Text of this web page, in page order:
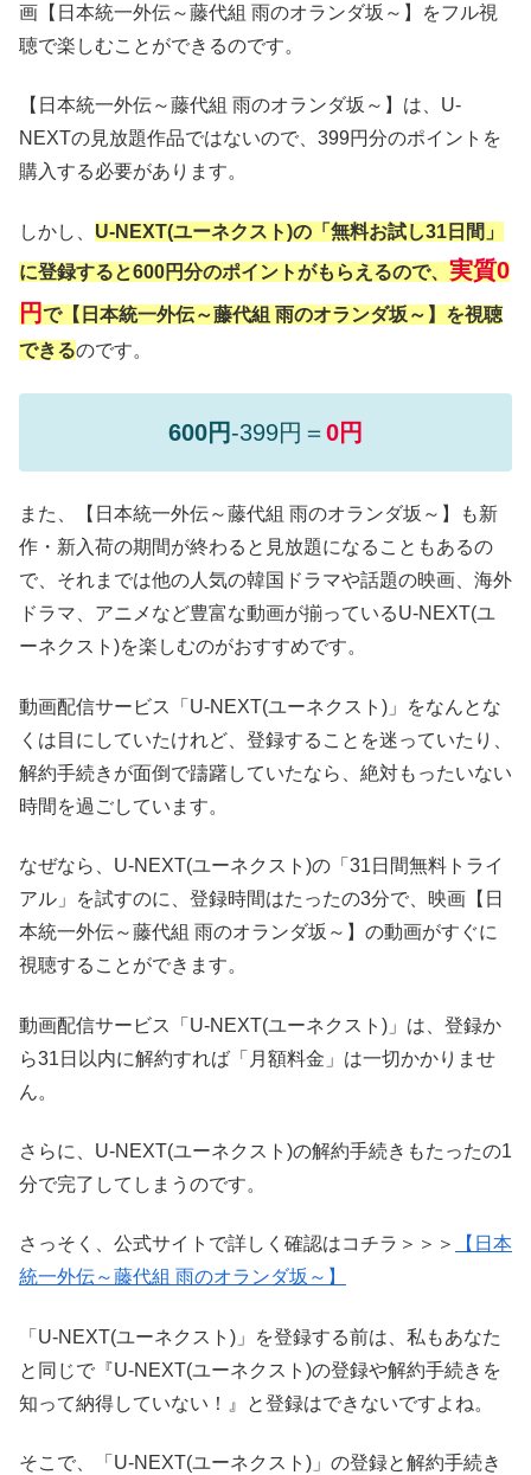
画【日本統一外伝～藤代組 雨のオランダ坂～】をフル視
聴で楽しむことができるのです。
【日本統一外伝～藤代組 雨のオランダ坂～】は、U-
NEXTの見放題作品ではないので、399円分のポイントを
購入する必要があります。
しかし、 U-NEXT(ユーネクスト)の「無料お試し31日間」
に登録すると600円分のポイントがもらえるので、 実質0
円で【日本統一外伝～藤代組 雨のオランダ坂～】を視聴
できるのです。
600円-399円＝0円
また、【日本統一外伝～藤代組 雨のオランダ坂～】も新
作・新入荷の期間が終わると見放題になることもあるの
で、それまでは他の人気の韓国ドラマや話題の映画、海外
ドラマ、アニメなど豊富な動画が揃っているU-NEXT(ユ
ーネクスト)を楽しむのがおすすめです。
動画配信サービス「U-NEXT(ユーネクスト)」をなんとな
くは目にしていたけれど、登録することを迷っていたり、
解約手続きが面倒で躊躇していたなら、絶対もったいない
時間を過ごしています。
なぜなら、U-NEXT(ユーネクスト)の「31日間無料トライ
アル」を試すのに、登録時間はたったの3分で、映画【日
本統一外伝～藤代組 雨のオランダ坂～】の動画がすぐに
視聴することができます。
動画配信サービス「U-NEXT(ユーネクスト)」は、登録か
ら31日以内に解約すれば「月額料金」は一切かかりませ
ん。
さらに、U-NEXT(ユーネクスト)の解約手続きもたったの1
分で完了してしまうのです。
さっそく、公式サイトで詳しく確認はコチラ＞＞＞
【日本
統一外伝～藤代組 雨のオランダ坂～】
「U-NEXT(ユーネクスト)」を登録する前は、私もあなた
と同じで『U-NEXT(ユーネクスト)の登録や解約手続きを
知って納得していない！』と登録はできないですよね。
そこで、「U-NEXT(ユーネクスト)」の登録と解約手続き